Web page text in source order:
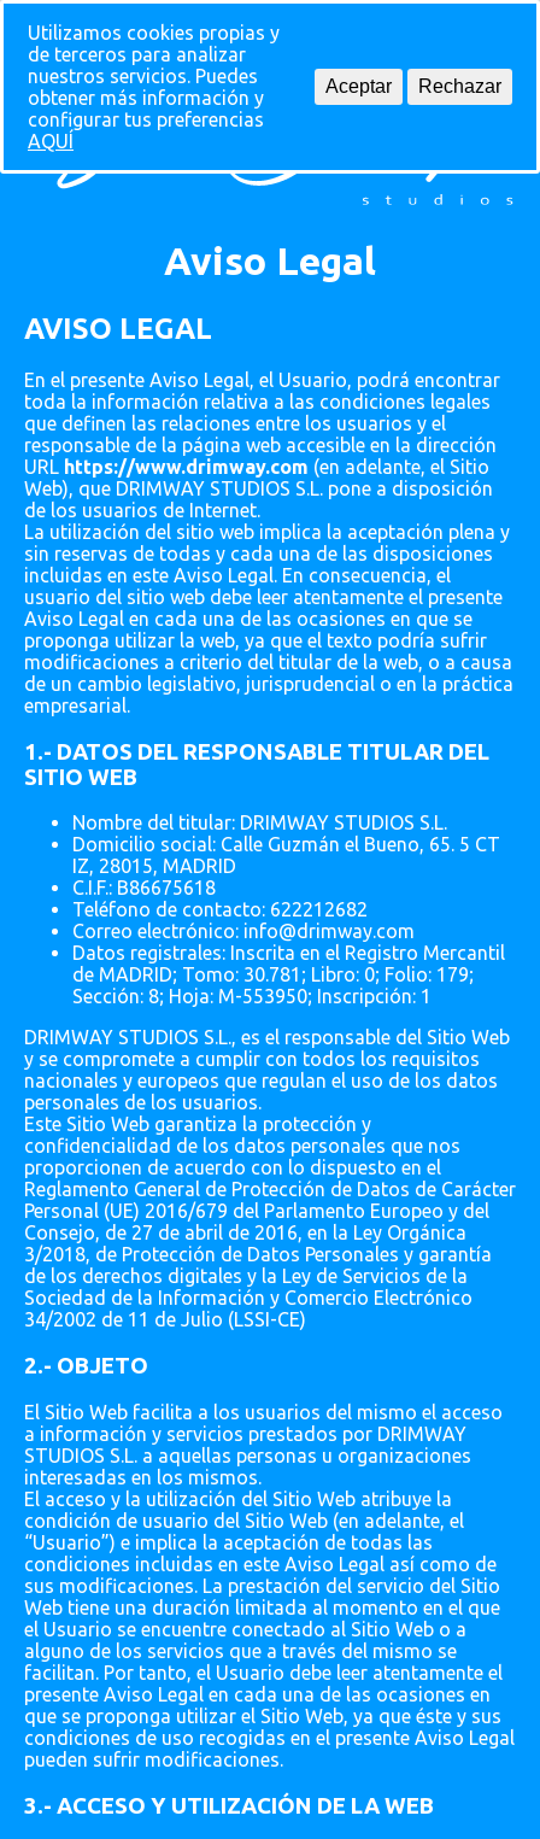
Aviso Legal
AVISO LEGAL
En el presente Aviso Legal, el Usuario, podrá encontrar
toda la información relativa a las condiciones legales
que definen las relaciones entre los usuarios y el
responsable de la página web accesible en la dirección
URL https://www.drimway.com (en adelante, el Sitio
Web), que DRIMWAY STUDIOS S.L. pone a disposición
de los usuarios de Internet.
La utilización del sitio web implica la aceptación plena y
sin reservas de todas y cada una de las disposiciones
incluidas en este Aviso Legal. En consecuencia, el
usuario del sitio web debe leer atentamente el presente
Aviso Legal en cada una de las ocasiones en que se
proponga utilizar la web, ya que el texto podría sufrir
modificaciones a criterio del titular de la web, o a causa
de un cambio legislativo, jurisprudencial o en la práctica
empresarial.
1.- DATOS DEL RESPONSABLE TITULAR DEL
SITIO WEB
Nombre del titular: DRIMWAY STUDIOS S.L.
Domicilio social: Calle Guzmán el Bueno, 65. 5 CT
IZ, 28015, MADRID
C.I.F.: B86675618
Teléfono de contacto: 622212682
Correo electrónico: info@drimway.com
Datos registrales: Inscrita en el Registro Mercantil
de MADRID; Tomo: 30.781; Libro: 0; Folio: 179;
Sección: 8; Hoja: M-553950; Inscripción: 1
DRIMWAY STUDIOS S.L., es el responsable del Sitio Web
y se compromete a cumplir con todos los requisitos
nacionales y europeos que regulan el uso de los datos
personales de los usuarios.
Este Sitio Web garantiza la protección y
confidencialidad de los datos personales que nos
proporcionen de acuerdo con lo dispuesto en el
Reglamento General de Protección de Datos de Carácter
Personal (UE) 2016/679 del Parlamento Europeo y del
Consejo, de 27 de abril de 2016, en la Ley Orgánica
3/2018, de Protección de Datos Personales y garantía
de los derechos digitales y la Ley de Servicios de la
Sociedad de la Información y Comercio Electrónico
34/2002 de 11 de Julio (LSSI-CE)
2.- OBJETO
El Sitio Web facilita a los usuarios del mismo el acceso
a información y servicios prestados por DRIMWAY
STUDIOS S.L. a aquellas personas u organizaciones
interesadas en los mismos.
El acceso y la utilización del Sitio Web atribuye la
condición de usuario del Sitio Web (en adelante, el
“Usuario”) e implica la aceptación de todas las
condiciones incluidas en este Aviso Legal así como de
sus modificaciones. La prestación del servicio del Sitio
Web tiene una duración limitada al momento en el que
el Usuario se encuentre conectado al Sitio Web o a
alguno de los servicios que a través del mismo se
facilitan. Por tanto, el Usuario debe leer atentamente el
presente Aviso Legal en cada una de las ocasiones en
que se proponga utilizar el Sitio Web, ya que éste y sus
condiciones de uso recogidas en el presente Aviso Legal
pueden sufrir modificaciones.
3.- ACCESO Y UTILIZACIÓN DE LA WEB
Utilizamos cookies propias y
de terceros para analizar
nuestros servicios. Puedes
obtener más información y
configurar tus preferencias
AQUÍ
Aceptar Rechazar